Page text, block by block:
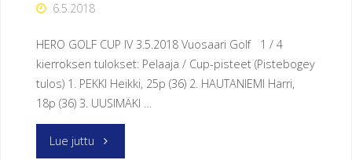
6.5.2018
HERO GOLF CUP IV 3.5.2018 Vuosaari Golf 1 / 4
kierroksen tulokset: Pelaaja / Cup-pisteet (Pistebogey
tulos) 1. PEKKI Heikki, 25p (36) 2. HAUTANIEMI Harri,
18p (36) 3. UUSIMÄKI …
Lue juttu"HERO